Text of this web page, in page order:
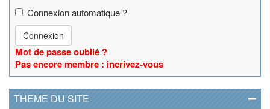
Connexion automatique ?
Connexion
Mot de passe oublié ?
Pas encore membre : incrivez-vous
THEME DU SITE